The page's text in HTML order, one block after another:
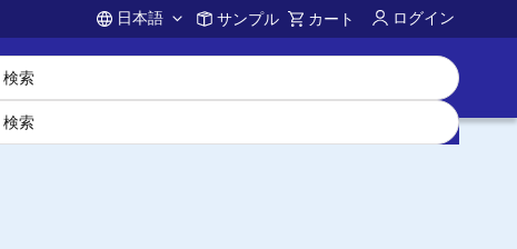
Account
日本語 サンプル カート ログイン